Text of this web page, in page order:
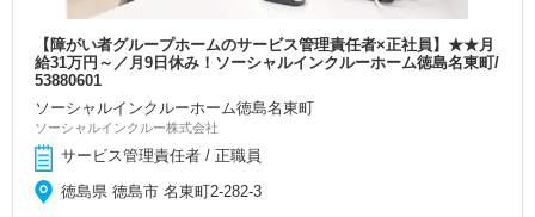
【障がい者グループホームのサービス管理責任者×正社員】★★月
給31万円～／月9日休み！ソーシャルインクルーホーム徳島名東町/
53880601
ソーシャルインクルーホーム徳島名東町
ソーシャルインクルー株式会社
サービス管理責任者 / 正職員
徳島県 徳島市 名東町2-282-3